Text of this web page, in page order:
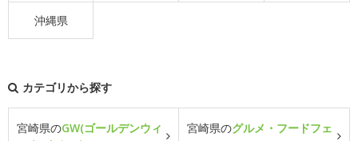
沖縄県
カテゴリから探す
宮崎県のGW(ゴールデンウィ
宮崎県のグルメ・フードフェ